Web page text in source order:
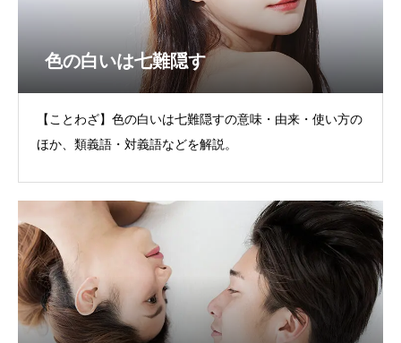
色の白いは七難隠す
【ことわざ】色の白いは七難隠すの意味・由来・使い方の
ほか、類義語・対義語などを解説。